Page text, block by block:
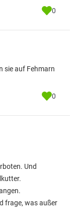
0
sie auf Fehmarn
0
Und
frage, was außer